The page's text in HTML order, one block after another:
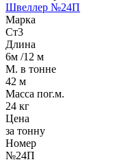
Швеллер №24П
Марка
Ст3
Длина
6м /12 м
М. в тонне
42 м
Масса пог.м.
24 кг
Цена
за тонну
Номер
№24П